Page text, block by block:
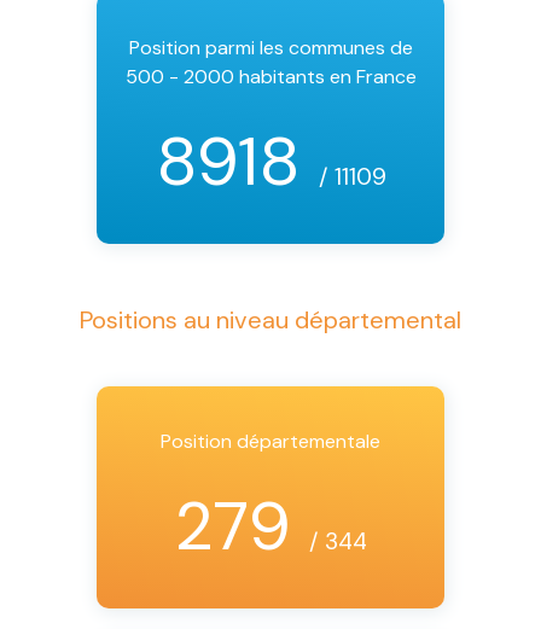
Position parmi les communes de
500 - 2000 habitants en France
8918 / 11109
Positions au niveau départemental
Position départementale
279 / 344